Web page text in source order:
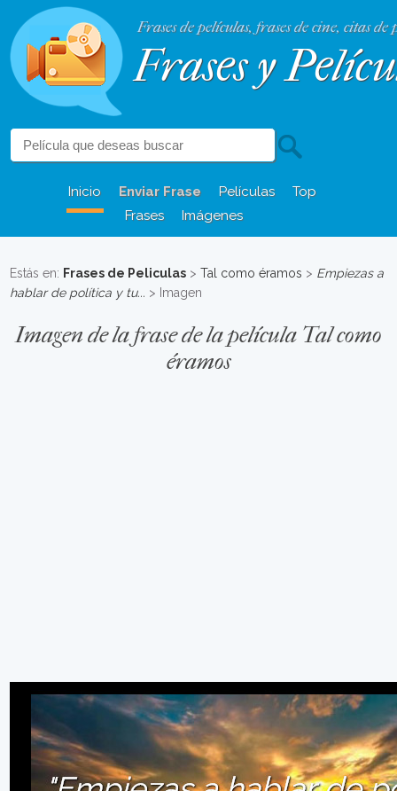
Frases de películas, frases de cine, citas de
Frases y
Inicio Enviar Frase Películas
Top
Frases
Imágenes
Estás en: Frases de Peliculas >Tal como éramos > Empiezas a
hablar de política y tu... > Imagen
Imagen de la frase de la película Tal como
éramos